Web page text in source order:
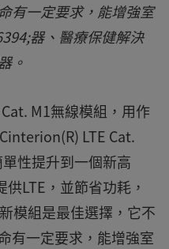
有一定要求，能增強室
器、醫療保健解決
。
M1無線模組，用作
LTE Cat.
性提升到一個新高
LTE，並節省功耗，
模組是最佳選擇，它不
有一定要求，能增強室